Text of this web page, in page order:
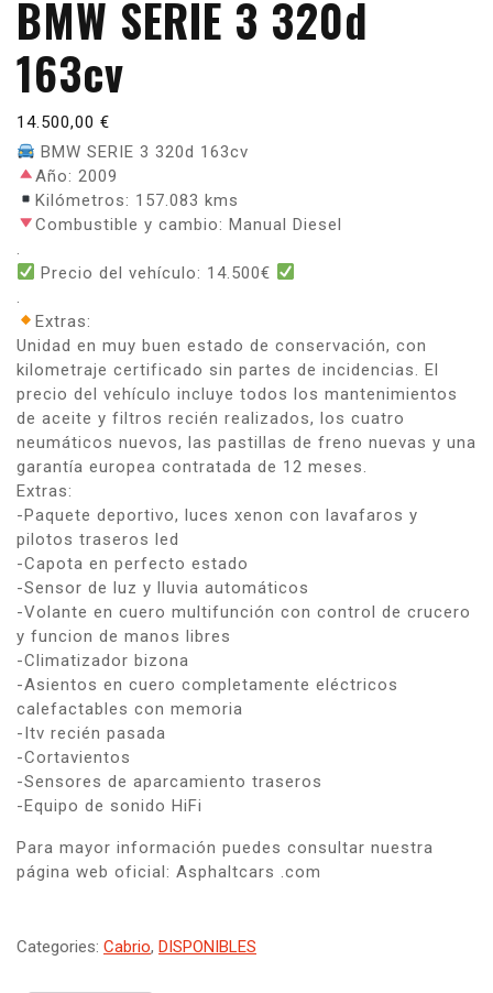
BMW SERIE 3 320d
163cv
14.500,00 €
BMW SERIE 3 320d 163cv
Año: 2009
Kilómetros: 157.083 kms
Combustible y cambio: Manual Diesel
.
Precio del vehículo: 14.500€
.
Extras:
Unidad en muy buen estado de conservación, con
kilometraje certificado sin partes de incidencias. El
precio del vehículo incluye todos los mantenimientos
de aceite y filtros recién realizados, los cuatro
neumáticos nuevos, las pastillas de freno nuevas y una
garantía europea contratada de 12 meses.
Extras:
-Paquete deportivo, luces xenon con lavafaros y
pilotos traseros led
-Capota en perfecto estado
-Sensor de luz y lluvia automáticos
-Volante en cuero multifunción con control de crucero
y funcion de manos libres
-Climatizador bizona
-Asientos en cuero completamente eléctricos
calefactables con memoria
-Itv recién pasada
-Cortavientos
-Sensores de aparcamiento traseros
-Equipo de sonido HiFi
Para mayor información puedes consultar nuestra
página web oficial: Asphaltcars .com
Categories: Cabrio, DISPONIBLES